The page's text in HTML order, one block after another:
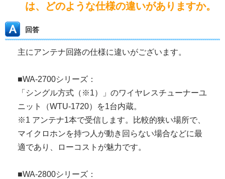
は、どのような仕様の違いがありますか。
回答
主にアンテナ回路の仕様に違いがございます。
■WA-2700シリーズ：
「シングル方式（※1）」のワイヤレスチューナーユ
ニット（WTU-1720）を1台内蔵。
※1 アンテナ1本で受信します。比較的狭い場所で、
マイクロホンを持つ人が動き回らない場合などに最
適であり、ローコストが魅力です。
■WA-2800シリーズ：